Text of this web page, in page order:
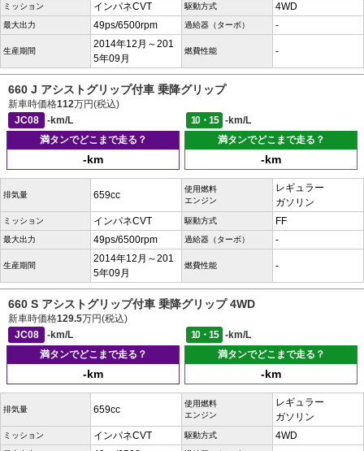
ミッション インパネCVT 駆動方式 4WD
最大出力 49ps/6500rpm 過給器（ターボ） -
生産期間
2014年12月～201
5年09月
燃費性能 -
660 J アシストグリップ付車 乗降グリップ
新車時価格112万円(税込)
JC08
-km/L 10・15
-km/L
満タンでどこまで走る？
-km
満タンでどこまで走る？
-km
排気量 659cc
使用燃料
エンジン
レギュラー
ガソリン
ミッション インパネCVT 駆動方式 FF
最大出力 49ps/6500rpm 過給器（ターボ） -
生産期間
2014年12月～201
5年09月
燃費性能 -
660 S アシストグリップ付車 乗降グリップ 4WD
新車時価格129.5万円(税込)
JC08
-km/L 10・15
-km/L
満タンでどこまで走る？
-km
満タンでどこまで走る？
-km
排気量 659cc
使用燃料
エンジン
レギュラー
ガソリン
ミッション インパネCVT 駆動方式 4WD